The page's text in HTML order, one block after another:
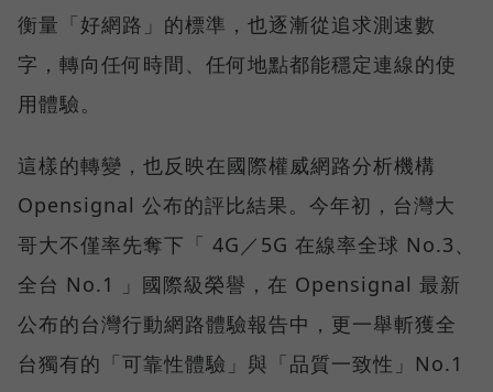
衡量「好網路」的標準，也逐漸從追求測速數
字，轉向任何時間、任何地點都能穩定連線的使
用體驗。
這樣的轉變，也反映在國際權威網路分析機構
Opensignal 公布的評比結果。今年初，台灣大
哥大不僅率先奪下「 4G／5G 在線率全球 No.3、
全台 No.1 」國際級榮譽，在 Opensignal 最新
公布的台灣行動網路體驗報告中，更一舉斬獲全
台獨有的「可靠性體驗」與「品質一致性」No.1